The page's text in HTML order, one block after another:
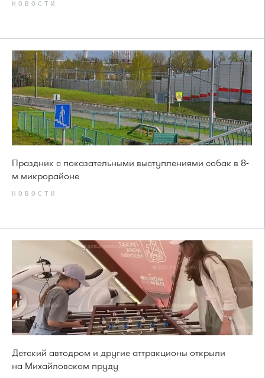
НОВОСТИ
Праздник с показательными выступлениями собак в 8-
м микрорайоне
НОВОСТИ
Детский автодром и другие аттракционы открыли
на Михайловском пруду